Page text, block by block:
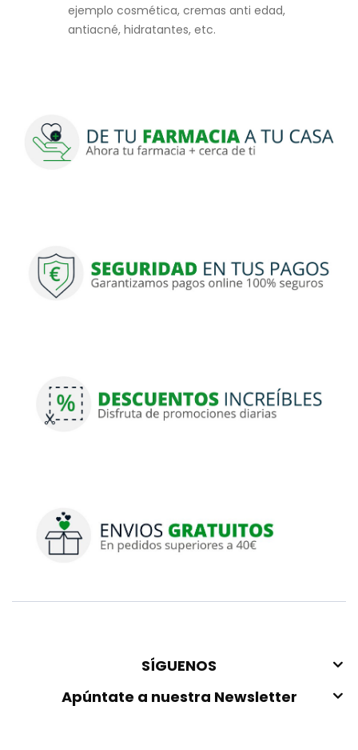
ejemplo cosmética, cremas anti edad,
antiacné, hidratantes, etc.
SÍGUENOS
Apúntate a nuestra Newsletter